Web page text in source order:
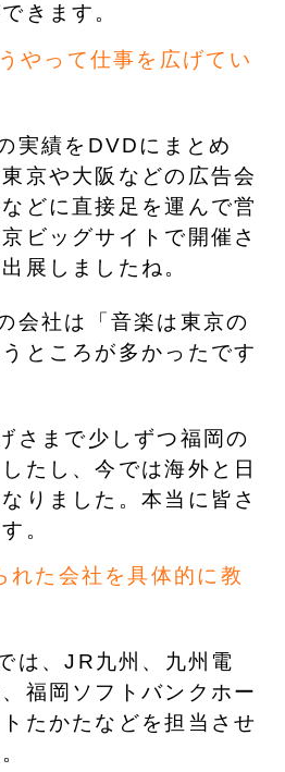
きます。
やって仕事を広げてい
実績をDVDにまとめ
京や大阪などの広告会
どに直接足を運んで営
ビッグサイトで開催さ
展しましたね。
会社は「音楽は東京の
ところが多かったです
さまで少しずつ福岡の
たし、今では海外と日
りました。本当に皆さ
。
れた会社を具体的に教
は、JR九州、九州電
福岡ソフトバンクホー
たかたなどを担当させ